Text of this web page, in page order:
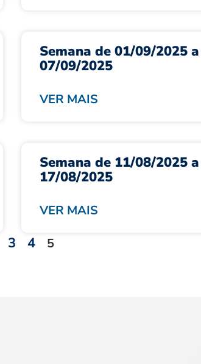
Semana de 01/09/2025 a
07/09/2025
VER MAIS
Semana de 11/08/2025 a
17/08/2025
VER MAIS
3 4 5